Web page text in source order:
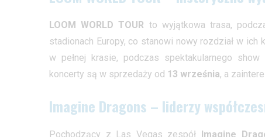
LOOM WORLD TOUR to wyjątkowa trasa,
stadionach Europy, co stanowi nowy rozdział w
w pełnej krasie, podczas spektakularnego
koncerty są w sprzedaży od 13 września, a
Imagine Dragons – liderzy
Pochodzący z Las Vegas zespół Imagine